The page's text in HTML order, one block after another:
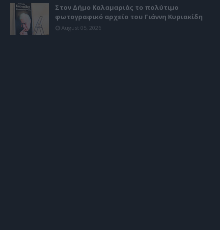
Στον Δήμο Καλαμαριάς το πολύτιμο
φωτογραφικό αρχείο του Γιάννη Κυριακίδη
August 05, 2026